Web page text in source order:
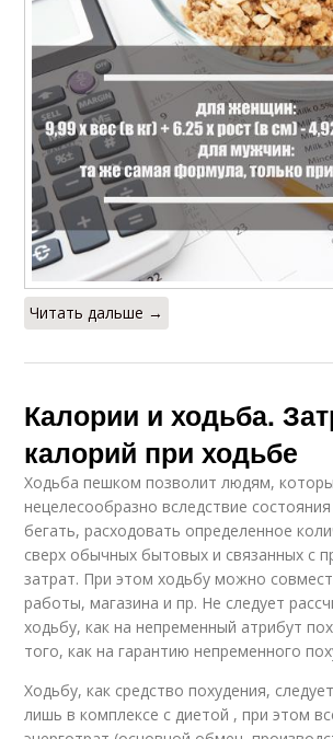
Читать дальше →
Калории и ходьба.
калорий при ходьбе
Ходьба пешком позволит людям,
нецелесообразно вследствие
бегать, расходовать определенное
сверх обычных бытовых и связанных с
затрат. При этом ходьбу можно
работы, магазина и пр. Не следует
ходьбу, как на непременный атрибут
того, как на гарантию непременного
Ходьбу, как средство похудения,
лишь в комплексе с диетой , при этом